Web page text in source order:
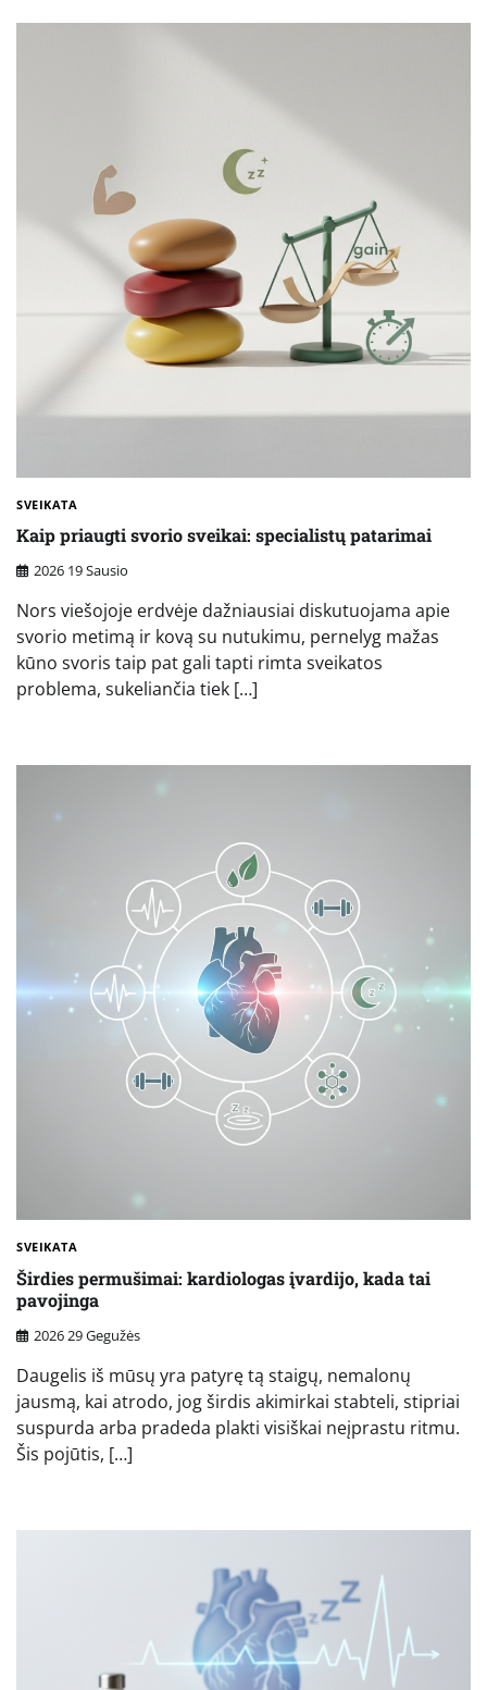
SVEIKATA
Kaip priaugti svorio sveikai: specialistų patarimai
2026 19 Sausio
Nors viešojoje erdvėje dažniausiai diskutuojama apie
svorio metimą ir kovą su nutukimu, pernelyg mažas
kūno svoris taip pat gali tapti rimta sveikatos
problema, sukeliančia tiek […]
SVEIKATA
Širdies permušimai: kardiologas įvardijo, kada tai
pavojinga
2026 29 Gegužės
Daugelis iš mūsų yra patyrę tą staigų, nemalonų
jausmą, kai atrodo, jog širdis akimirkai stabteli, stipriai
suspurda arba pradeda plakti visiškai neįprastu ritmu.
Šis pojūtis, […]